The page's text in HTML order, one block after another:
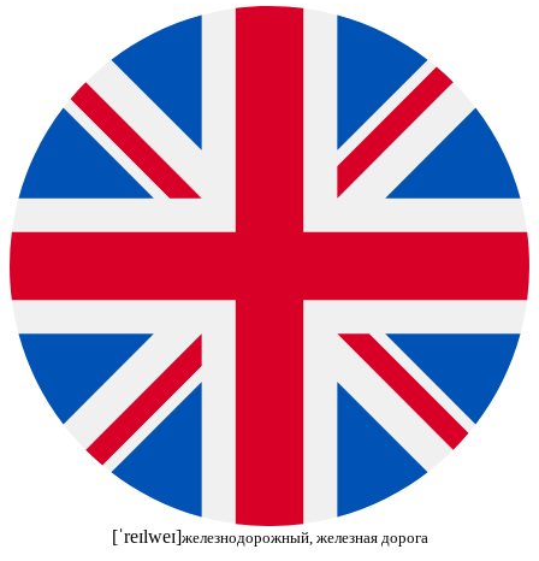
[ˈreɪlweɪ]железнодорожный, железная дорога